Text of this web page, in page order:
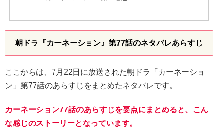
朝ドラ『カーネーション』第77話のネタバレあらすじ
ここからは、7月22日に放送された朝ドラ「カーネーショ
ン」第77話のあらすじをまとめたネタバレです。
カーネーション77話のあらすじを要点にまとめると、こん
な感じのストーリーとなっています。